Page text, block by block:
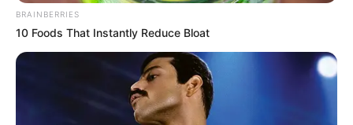
BRAINBERRIES
10 Foods That Instantly Reduce Bloat